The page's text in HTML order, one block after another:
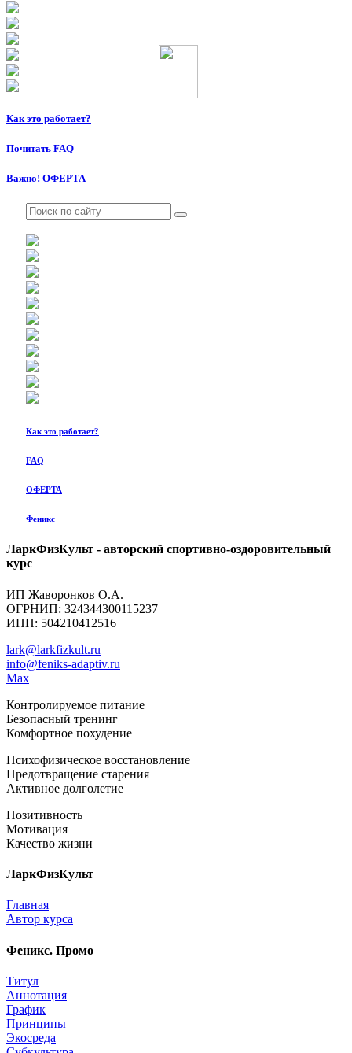
Как это работает?
Почитать FAQ
Важно! ОФЕРТА
Как это работает?
FAQ
ОФЕРТА
Феникс
ЛаркФизКульт - авторский спортивно-оздоровительный
курс
ИП Жаворонков О.А.
ОГРНИП: 324344300115237
ИНН: 504210412516
lark@larkfizkult.ru
info@feniks-adaptiv.ru
Max
Контролируемое питание
Безопасный тренинг
Комфортное похудение
Психофизическое восстановление
Предотвращение старения
Активное долголетие
Позитивность
Мотивация
Качество жизни
ЛаркФизКульт
Главная
Автор курса
Феникс. Промо
Титул
Аннотация
График
Принципы
Экосреда